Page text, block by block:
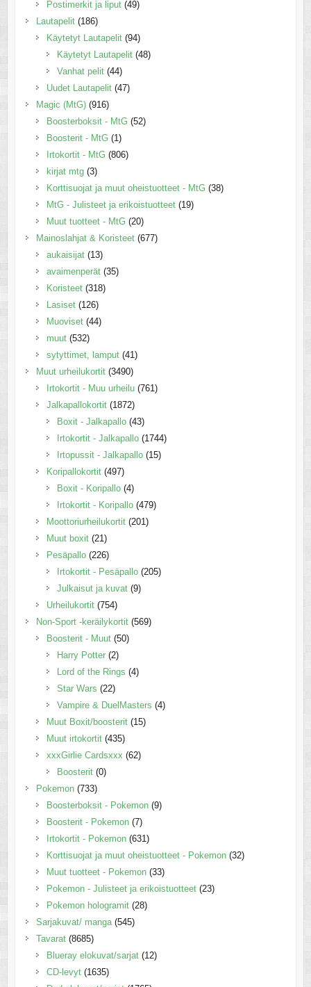
Postimerkit ja liput (49)
Lautapelit (186)
Käytetyt Lautapelit (94)
Käytetyt Lautapelit (48)
Vanhat pelit (44)
Uudet Lautapelit (47)
Magic (MtG) (916)
Boosterboksit - MtG (52)
Boosterit - MtG (1)
Irtokortit - MtG (806)
kirjat mtg (3)
Korttisuojat ja muut oheistuotteet - MtG (38)
MtG - Julisteet ja erikoistuotteet (19)
Muut tuotteet - MtG (20)
Mainoslahjat & Koristeet (677)
aukaisijat (13)
avaimenperät (35)
Koristeet (318)
Lasiset (126)
Muoviset (44)
muut (532)
sytyttimet, lamput (41)
Muut urheilukortit (3490)
Irtokortit - Muu urheilu (761)
Jalkapallokortit (1872)
Boxit - Jalkapallo (43)
Irtokortit - Jalkapallo (1744)
Irtopussit - Jalkapallo (15)
Koripallokortit (497)
Boxit - Koripallo (4)
Irtokortit - Koripallo (479)
Moottoriurheilukortit (201)
Muut boxit (21)
Pesäpallo (226)
Irtokortit - Pesäpallo (205)
Julkaisut ja kuvat (9)
Urheilukortit (754)
Non-Sport -keräilykortit (569)
Boosterit - Muut (50)
Harry Potter (2)
Lord of the Rings (4)
Star Wars (22)
Vampire & DuelMasters (4)
Muut Boxit/boosterit (15)
Muut irtokortit (435)
xxxGirlie Cardsxxx (62)
Boosterit (0)
Pokemon (733)
Boosterboksit - Pokemon (9)
Boosterit - Pokemon (7)
Irtokortit - Pokemon (631)
Korttisuojat ja muut oheistuotteet - Pokemon (32)
Muut tuotteet - Pokemon (33)
Pokemon - Julisteet ja erikoistuotteet (23)
Pokemon hologramit (28)
Sarjakuvat/ manga (545)
Tavarat (8685)
Blueray elokuvat/sarjat (12)
CD-levyt (1635)